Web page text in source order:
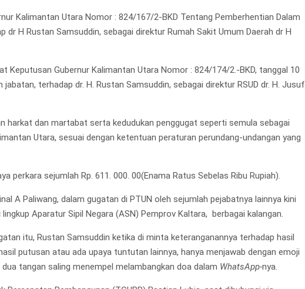
Kalimantan Utara Nomor : 824/167/2-BKD Tentang Pemberhentian Dalam
dr H Rustan Samsuddin, sebagai direktur Rumah Sakit Umum Daerah dr H
Keputusan Gubernur Kalimantan Utara Nomor : 824/174/2.-BKD, tanggal 10
terhadap dr. H. Rustan Samsuddin, sebagai direktur RSUD dr. H. Jusuf
harkat dan martabat serta kedudukan penggugat seperti semula sebagai
Utara, sesuai dengan ketentuan peraturan perundang-undangan yang
perkara sejumlah Rp. 611. 000. 00(Enama Ratus Sebelas Ribu Rupiah).
A Paliwang, dalam gugatan di PTUN oleh sejumlah pejabatnya lainnya kini
Aparatur Sipil Negara (ASN) Pemprov Kaltara, berbagai kalangan.
itu, Rustan Samsuddin ketika di minta keteranganannya terhadap hasil
putusan atau ada upaya tuntutan lainnya, hanya menjawab dengan emoji
tangan saling menempel melambangkan doa dalam WhatsApp-nya.